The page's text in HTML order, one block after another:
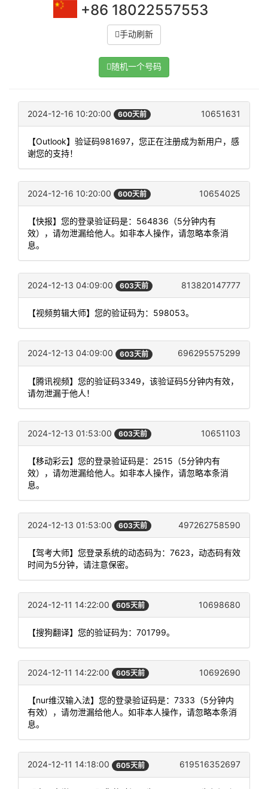
+86 18022557553
手动刷新
随机一个号码
2024-12-16 10:20:00 600天前 10651631
【Outlook】验证码981697，您正在注册成为新用户，感
谢您的支持！
2024-12-16 10:20:00 600天前 10654025
【快报】您的登录验证码是：564836（5分钟内有
效），请勿泄漏给他人。如非本人操作，请忽略本条消
息。
2024-12-13 04:09:00 603天前 813820147777
【视频剪辑大师】您的验证码为：598053。
2024-12-13 04:09:00 603天前 696295575299
【腾讯视频】您的验证码3349，该验证码5分钟内有效，
请勿泄漏于他人！
2024-12-13 01:53:00 603天前 10651103
【移动彩云】您的登录验证码是：2515（5分钟内有
效），请勿泄漏给他人。如非本人操作，请忽略本条消
息。
2024-12-13 01:53:00 603天前 497262758590
【驾考大师】您登录系统的动态码为：7623，动态码有效
时间为5分钟，请注意保密。
2024-12-11 14:22:00 605天前 10698680
【搜狗翻译】您的验证码为：701799。
2024-12-11 14:22:00 605天前 10692690
【nur维汉输入法】您的登录验证码是：7333（5分钟内
有效），请勿泄漏给他人。如非本人操作，请忽略本条消
息。
2024-12-11 14:18:00 605天前 619516352697